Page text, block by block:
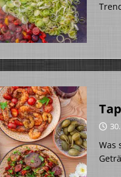
Was